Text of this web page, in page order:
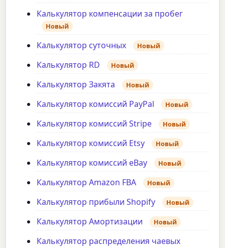
Калькулятор компенсации за пробег
Новый
Калькулятор суточных Новый
Калькулятор RD Новый
Калькулятор Закята Новый
Калькулятор комиссий PayPal Новый
Калькулятор комиссий Stripe Новый
Калькулятор комиссий Etsy Новый
Калькулятор комиссий eBay Новый
Калькулятор Amazon FBA Новый
Калькулятор прибыли Shopify Новый
Калькулятор Амортизации Новый
Калькулятор распределения чаевых